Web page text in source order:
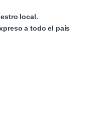
local.
a todo el país